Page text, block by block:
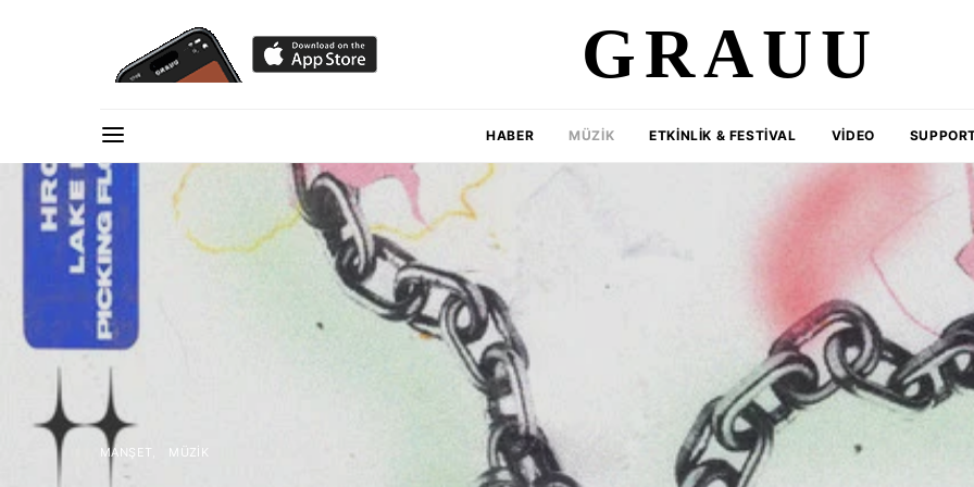
GRAUU
HABER MÜZIK ETKINLIK & FESTIVAL VIDEO
MANŞET MÜZIK